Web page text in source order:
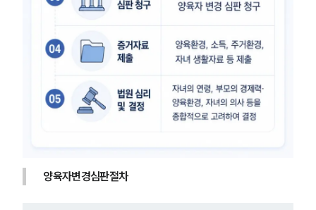
양육자변경심판절차